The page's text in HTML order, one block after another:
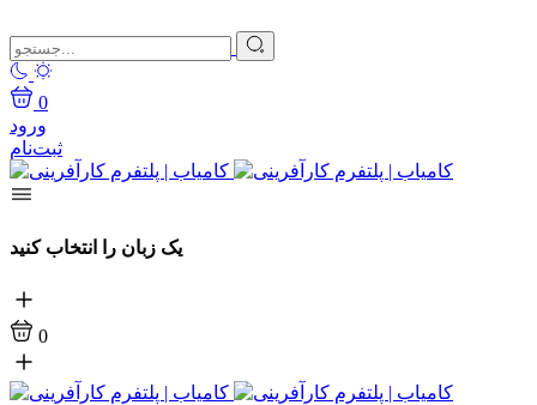
0
ورود
ثبت‌نام
یک زبان را انتخاب کنید
0